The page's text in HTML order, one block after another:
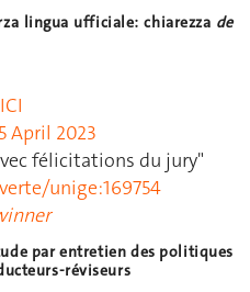
lingua ufficiale: chiarezza de
5 April 2023
félicitations du jury"
unige:169754
par entretien des politiques
réviseurs